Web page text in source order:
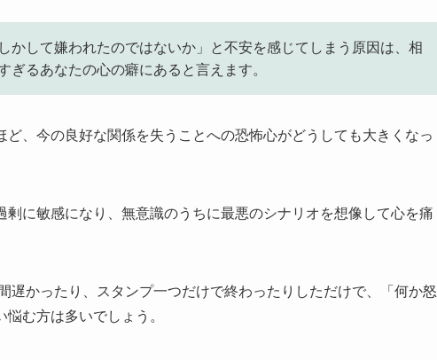
かして嫌われたのではないか」と不安を感じてしまう原因は、相
ぎるあなたの心の癖にあると言えます。
、今の良好な関係を失うことへの恐怖心がどうしても大きくなっ
に敏感になり、無意識のうちに最悪のシナリオを想像して心を痛
遅かったり、スタンプ一つだけで終わったりしただけで、「何か怒
む方は多いでしょう。